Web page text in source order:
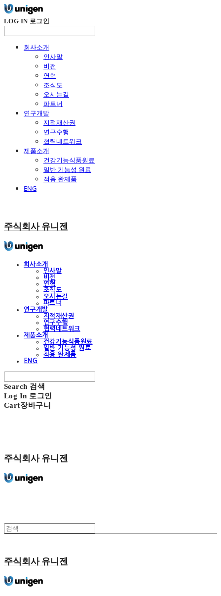
LOG IN 로그인
회사소개
인사말
비전
연혁
조직도
오시는길
파트너
연구개발
지적재산권
연구수행
협력네트워크
제품소개
건강기능식품원료
일반 기능성 원료
적용 완제품
ENG
주식회사 유니젠
회사소개
인사말
비전
연혁
조직도
오시는길
파트너
연구개발
지적재산권
연구수행
협력네트워크
제품소개
건강기능식품원료
일반 기능성 원료
적용 완제품
ENG
Search 검색
Log In 로그인
Cart장바구니
주식회사 유니젠
주식회사 유니젠